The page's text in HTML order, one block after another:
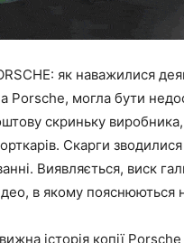
як наважилися
Porsche, могла бути
скриньку
Скарги
Виявляється, виск
в якому пояснюються
історія копії